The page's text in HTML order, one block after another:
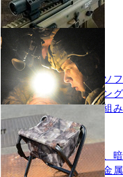
エアガンパーツ(2)
エアガンパーツはエア
ストン、ギア、スプリ
す。エアガンパーツの組
ウェポンライト
フラッシュライト(1)
フラッシュライトとは、
れています。ボディは金